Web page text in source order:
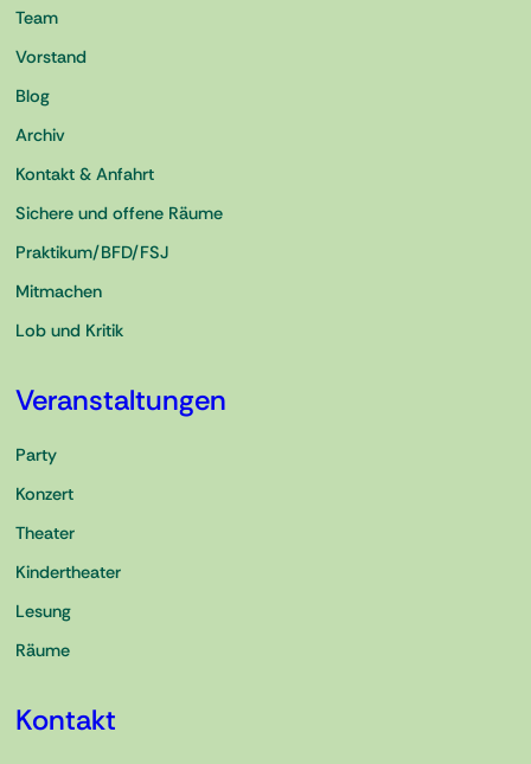
Team
Vorstand
Blog
Archiv
Kontakt & Anfahrt
Sichere und offene Räume
Praktikum/BFD/FSJ
Mitmachen
Lob und Kritik
Veranstaltungen
Party
Konzert
Theater
Kindertheater
Lesung
Räume
Kontakt